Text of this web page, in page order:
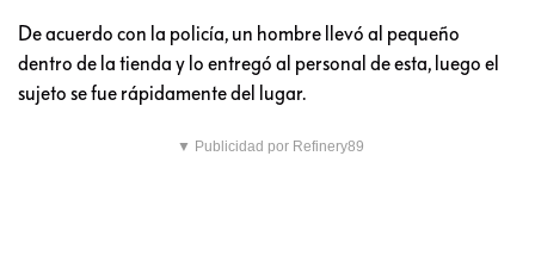
De acuerdo con la policía, un hombre llevó al pequeño
dentro de la tienda y lo entregó al personal de esta, luego el
sujeto se fue rápidamente del lugar.
▼ Publicidad por Refinery89